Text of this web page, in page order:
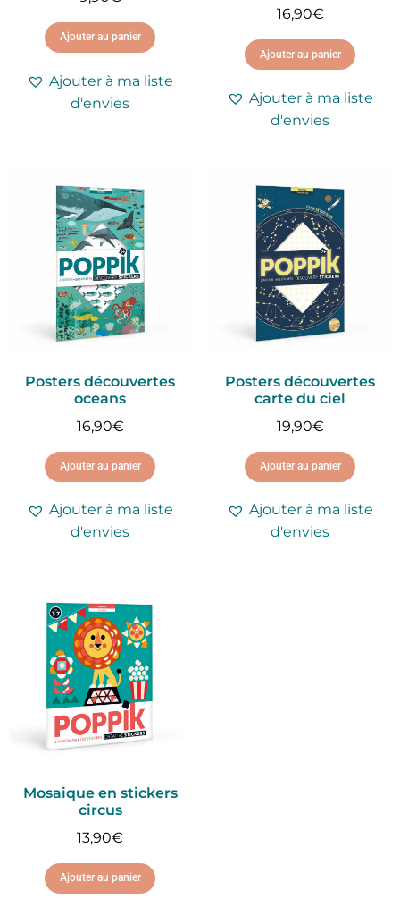
Ajouter au panier
Ajouter à ma liste
d'envies
16,90€
Ajouter au panier
Ajouter à ma liste
d'envies
Posters découvertes
oceans
16,90€
Ajouter au panier
Ajouter à ma liste
d'envies
Posters découvertes
carte du ciel
19,90€
Ajouter au panier
Ajouter à ma liste
d'envies
Mosaique en stickers
circus
13,90€
Ajouter au panier